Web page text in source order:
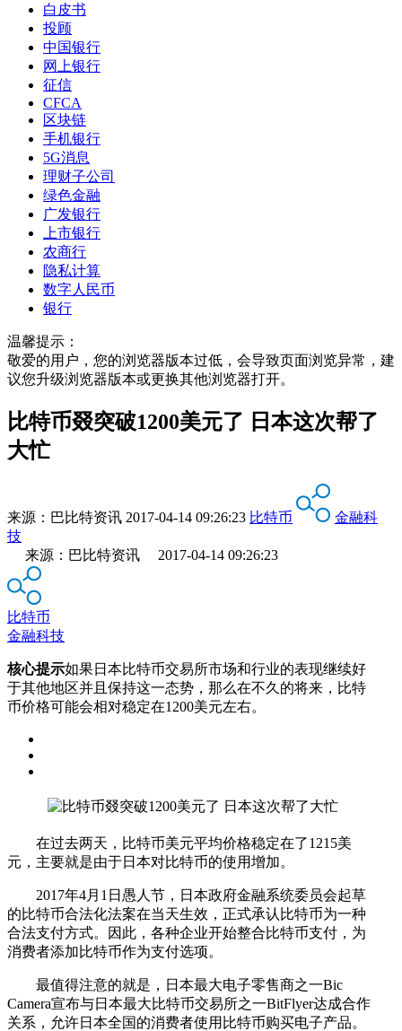
白皮书
投顾
中国银行
网上银行
征信
CFCA
区块链
手机银行
5G消息
理财子公司
绿色金融
广发银行
上市银行
农商行
隐私计算
数字人民币
银行
温馨提示：
敬爱的用户，您的浏览器版本过低，会导致页面浏览异常，建
议您升级浏览器版本或更换其他浏览器打开。
比特币叕突破1200美元了 日本这次帮了
大忙
来源： 巴比特资讯 2017-04-14 09:26:23 比特币
金融科
技
来源：巴比特资讯 2017-04-14 09:26:23
比特币
金融科技
核心提示如果日本比特币交易所市场和行业的表现继续好
于其他地区并且保持这一态势，那么在不久的将来，比特
币价格可能会相对稳定在1200美元左右。
在过去两天，比特币美元平均价格稳定在了1215美
元，主要就是由于日本对比特币的使用增加。
2017年4月1日愚人节，日本政府金融系统委员会起草
的比特币合法化法案在当天生效，正式承认比特币为一种
合法支付方式。因此，各种企业开始整合比特币支付，为
消费者添加比特币作为支付选项。
最值得注意的就是，日本最大电子零售商之一Bic
Camera宣布与日本最大比特币交易所之一BitFlyer达成合作
关系，允许日本全国的消费者使用比特币购买电子产品。